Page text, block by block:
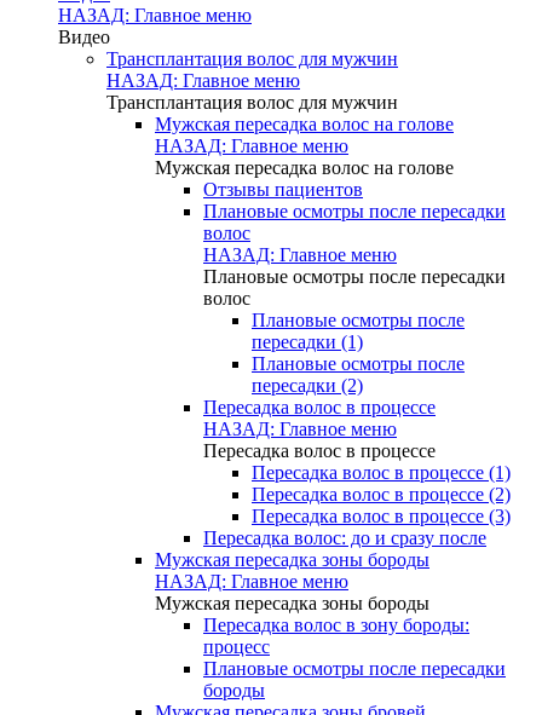
НАЗАД: Главное меню
Видео
Трансплантация волос для мужчин
НАЗАД: Главное меню
Трансплантация волос для мужчин
Мужская пересадка волос на голове
НАЗАД: Главное меню
Мужская пересадка волос на голове
Отзывы пациентов
Плановые осмотры после пересадки
волос
НАЗАД: Главное меню
Плановые осмотры после пересадки
волос
Плановые осмотры после
пересадки (1)
Плановые осмотры после
пересадки (2)
Пересадка волос в процессе
НАЗАД: Главное меню
Пересадка волос в процессе
Пересадка волос в процессе (1)
Пересадка волос в процессе (2)
Пересадка волос в процессе (3)
Пересадка волос: до и сразу после
Мужская пересадка зоны бороды
НАЗАД: Главное меню
Мужская пересадка зоны бороды
Пересадка волос в зону бороды:
процесс
Плановые осмотры после пересадки
бороды